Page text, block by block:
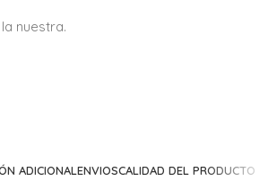
nuestra.
ADICIONALENVIOSCALIDAD DEL PRODUCTO